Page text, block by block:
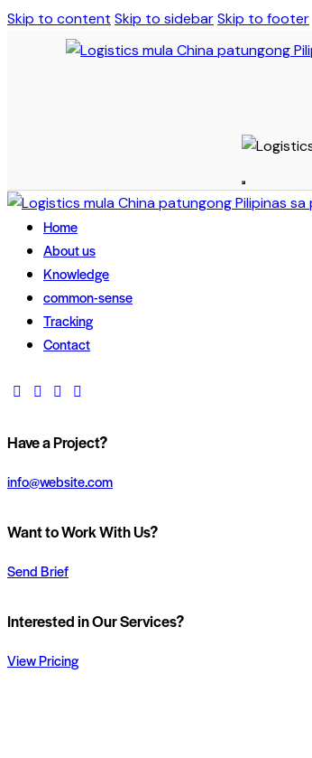
Skip to content Skip to sidebarSkip to footer
Home
About us
Knowledge
common-sense
Tracking
Contact
Have a Project?
info@website.com
Want to Work With Us?
Send Brief
Interested in Our Services?
View Pricing